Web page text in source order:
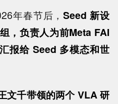
年春节后，Seed 新设
，负责人为前Meta FAI
报给 Seed 多模态和世
文千带领的两个 VLA 研